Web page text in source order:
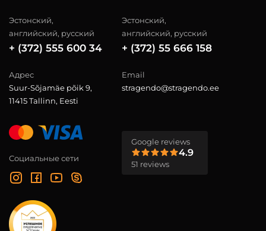
Эстонский,
английский, русский
+ (372) 555 600 34
Эстонский,
английский, русский
+ (372) 55 666 158
Адрес
Suur-Sõjamäe põik 9,
11415 Tallinn, Eesti
Email
stragendo@stragendo.ee
Социальные сети
Google reviews
4.9
51 reviews